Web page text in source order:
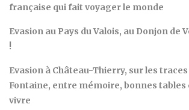
française qui fait voyager le monde
Evasion au Pays du Valois, au Donjon de
!
Evasion à Château-Thierry, sur les traces
Fontaine, entre mémoire, bonnes tables
vivre